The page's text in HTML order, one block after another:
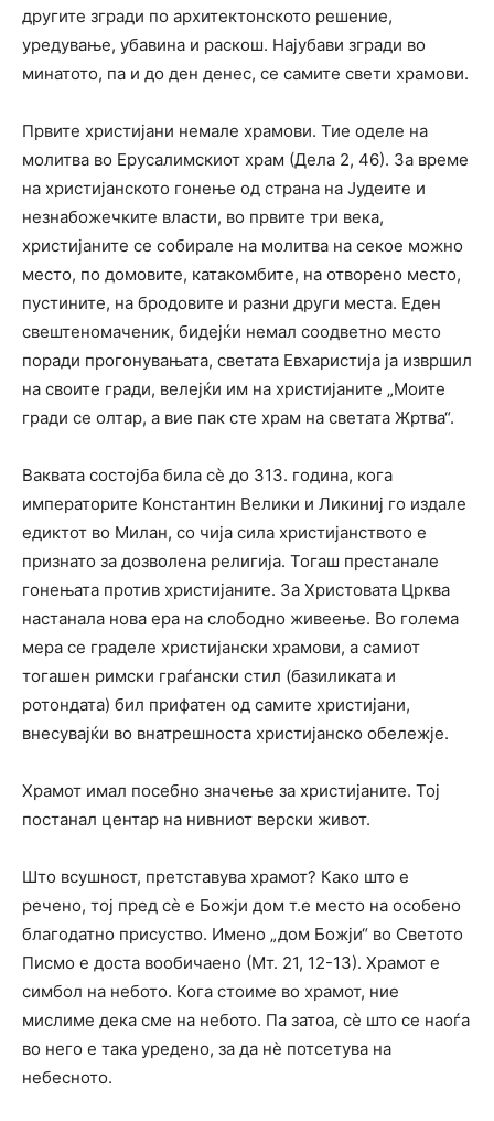
другите згради по архитектонското решение,
уредување, убавина и раскош. Најубави згради во
минатото, па и до ден денес, се самите свети храмови.
Првите христијани немале храмови. Тие оделе на
молитва во Ерусалимскиот храм (Дела 2, 46). За време
на христијанското гонење од страна на Јудеите и
незнабожечките власти, во првите три века,
христијаните се собирале на молитва на секое можно
место, по домовите, катакомбите, на отворено место,
пустините, на бродовите и разни други места. Еден
свештеномаченик, бидејќи немал соодветно место
поради прогонувањата, светата Евхаристија ја извршил
на своите гради, велејќи им на христијаните „Моите
гради се олтар, а вие пак сте храм на светата Жртва“.
Ваквата состојба била сѐ до 313. година, кога
императорите Константин Велики и Ликиниј го издале
едиктот во Милан, со чија сила христијанството е
признато за дозволена религија. Тогаш престанале
гонењата против христијаните. За Христовата Црква
настанала нова ера на слободно живеење. Во голема
мера се граделе христијански храмови, а самиот
тогашен римски граѓански стил (базиликата и
ротондата) бил прифатен од самите христијани,
внесувајќи во внатрешноста христијанско обележје.
Храмот имал посебно значење за христијаните. Тој
постанал центар на нивниот верски живот.
Што всушност, претставува храмот? Како што е
речено, тој пред сѐ е Божји дом т.е место на особено
благодатно присуство. Имено „дом Божји“ во Светото
Писмо е доста вообичаено (Мт. 21, 12-13). Храмот е
симбол на небото. Кога стоиме во храмот, ние
мислиме дека сме на небото. Па затоа, сѐ што се наоѓа
во него е така уредено, за да нѐ потсетува на
небесното.